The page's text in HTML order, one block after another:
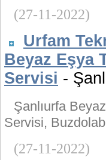
(27-11-2022)
Urfam
Beyaz Eşya
Servisi -
Şanlıurfa
Servisi,
(27-11-2022)